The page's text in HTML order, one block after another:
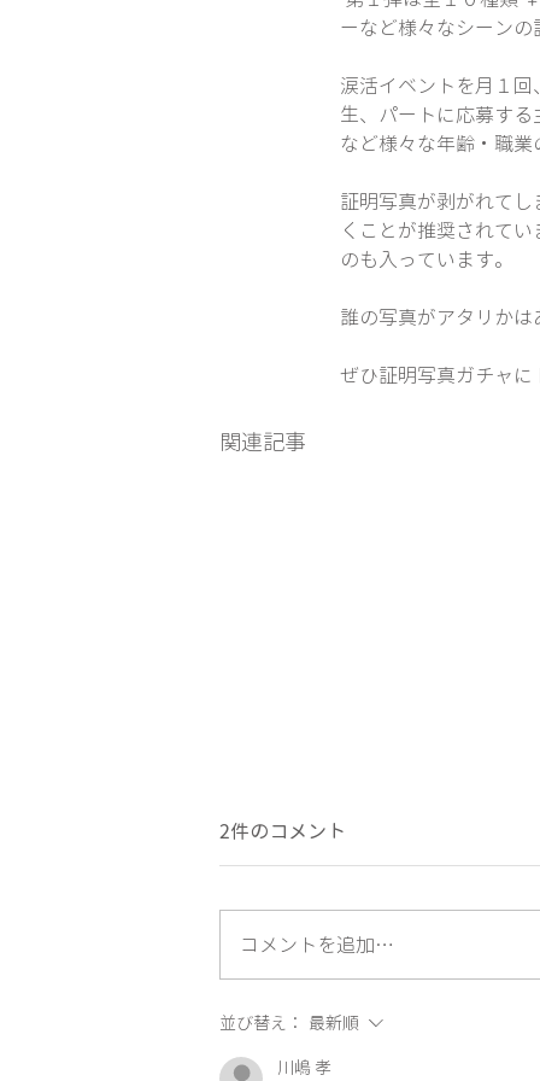
ーなど様々なシーン
涙活イベントを月１
生、パートに応募す
など様々な年齢・職
証明写真が剥がれて
くことが推奨されて
のも入っています。
誰の写真がアタリかは
ぜひ証明写真ガチャに
関連記事
「ペットホテル・トリミング
サロン」メニュー価格改定の
2件のコメント
コメントを追加…
並び替え： 最新順
川嶋 孝